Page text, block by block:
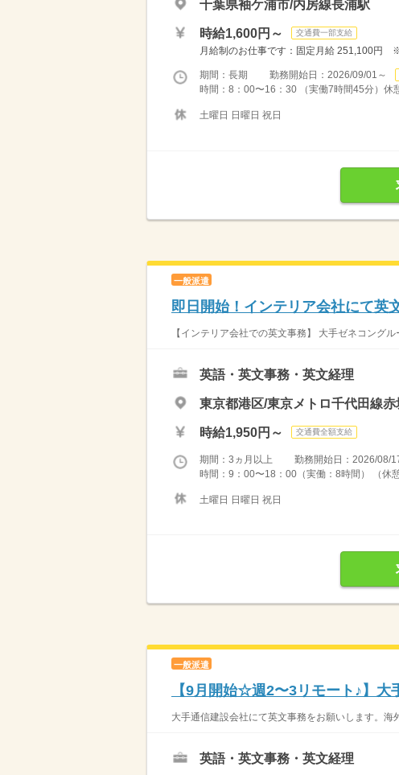
千葉県袖ケ浦市/内房線長浦駅
時給1,600円～ 交通費一部支給
月給制のお仕事です：固定月給 251,100円
期間：長期 勤務開始日：2026/09/01～
時間：8：00〜16：30 （実働7時間45分）休
土曜日 日曜日 祝日
一般派遣
即日開始！インテリア会社にて英
【インテリア会社での英文事務】 大手ゼネコング
英語・英文事務・英文経理
東京都港区/東京メトロ千代田線赤
時給1,950円～ 交通費全額支給
期間：3ヵ月以上 勤務開始日：2026/08/
時間：9：00〜18：00（実働：8時間） （休
土曜日 日曜日 祝日
一般派遣
【9月開始☆週2〜3リモート♪】大
大手通信建設会社にて英文事務をお願いします。
英語・英文事務・英文経理